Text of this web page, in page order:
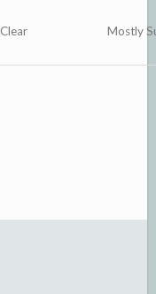
Clear Mostly